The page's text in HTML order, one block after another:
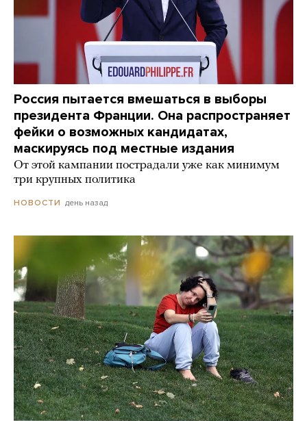
Россия пытается вмешаться в выборы
президента Франции. Она распространяет
фейки о возможных кандидатах,
маскируясь под местные издания
От этой кампании пострадали уже как минимум
три крупных политика
НОВОСТИ день назад